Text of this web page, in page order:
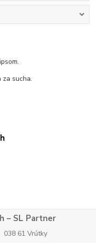
sucha.
– SL Partner
038 61 Vrútky